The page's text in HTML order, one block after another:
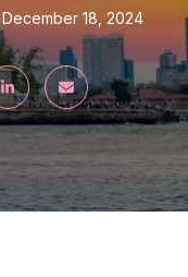
December 18, 2024